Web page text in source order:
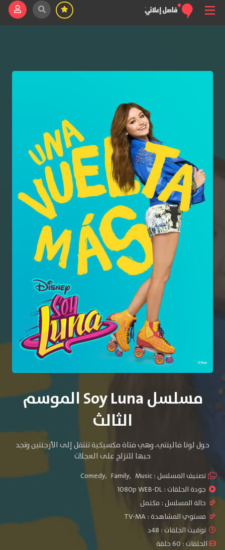
مسلسل Soy Luna الموسم
الثالث
حول لونا فالينتي، وهي فتاة مكسيكية تنتقل إلى الأرجنتين وتجد
حبها للتزلج على العجلات
تصنيف المسلسل : Comedy, Family, Music
جودة الحلقات :1080p WEB-DL
حالة المسلسل : مكتمل
مستوي المشاهدة :TV-MA
توقيت الحلقات : 48د
الحلقات : 60 حلقة